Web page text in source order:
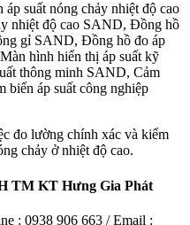
suất nóng chảy nhiệt độ cao
nhiệt độ cao SAND, Đồng hồ
gỉ SAND, Đồng hồ đo áp
hình hiển thị áp suất kỹ
thông minh SAND, Cảm
biến áp suất công nghiệp
đo lường chính xác và kiểm
chảy ở nhiệt độ cao.
TM KT Hưng Gia Phát
: 0938 906 663 / Email :